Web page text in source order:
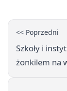
<< Poprzedni
Szkoły i
żonkilem na